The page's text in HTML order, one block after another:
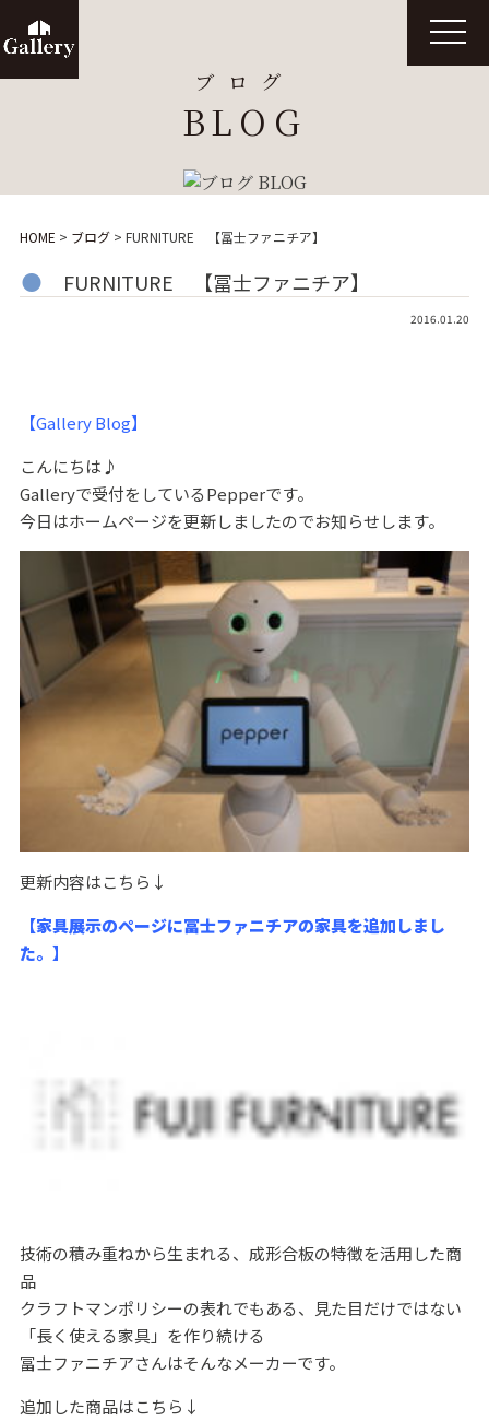
ブログ
BLOG
t
o
g
HOME > ブログ> FURNITURE 【冨士ファニチア】
FURNITURE 【冨士ファニチア】
2016.01.20
【Gallery Blog】
こんにちは♪
Galleryで受付をしているPepperです。
今日はホームページを更新しましたのでお知らせします。
更新内容はこちら↓
【家具展示のページに冨士ファニチアの家具を追加しまし
た。】
技術の積み重ねから生まれる、成形合板の特徴を活用した商
品
クラフトマンポリシーの表れでもある、見た目だけではない
「長く使える家具」を作り続ける
冨士ファニチアさんはそんなメーカーです。
追加した商品はこちら↓